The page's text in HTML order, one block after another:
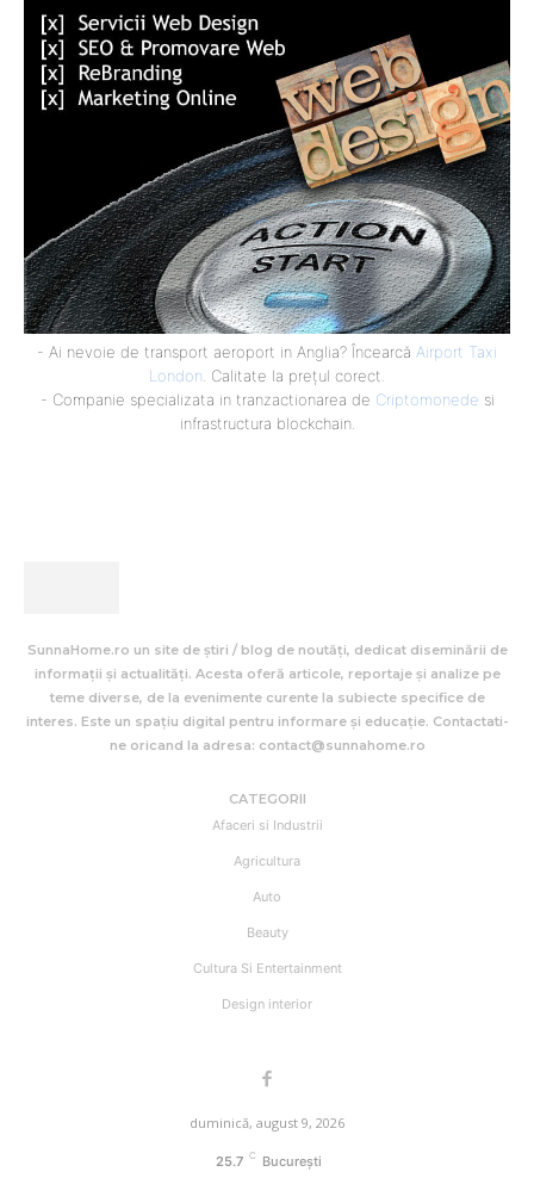
- Ai nevoie de transport aeroport in Anglia? Încearcă Airport Taxi
London. Calitate la prețul corect.
- Companie specializata in tranzactionarea de Criptomonede si
infrastructura blockchain.
SunnaHome.ro un site de știri / blog de noutăți, dedicat diseminării de
informații și actualități. Acesta oferă articole, reportaje și analize pe
teme diverse, de la evenimente curente la subiecte specifice de
interes. Este un spațiu digital pentru informare și educație. Contactati-
ne oricand la adresa: contact@sunnahome.ro
CATEGORII
Afaceri si Industrii
Agricultura
Auto
Beauty
Cultura Si Entertainment
Design interior
duminică, august 9, 2026
25.7 C București